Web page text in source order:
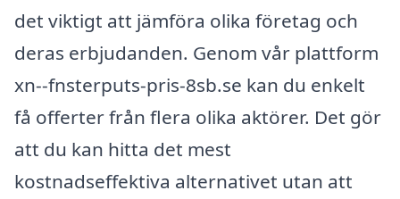
det viktigt att jämföra olika företag och
deras erbjudanden. Genom vår plattform
xn--fnsterputs-pris-8sb.se kan du enkelt
få offerter från flera olika aktörer. Det gör
att du kan hitta det mest
kostnadseffektiva alternativet utan att